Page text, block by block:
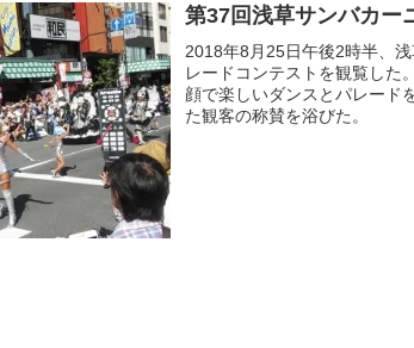
第37回浅草サンバカー
2018年8月25日午後2時半、
レードコンテストを観覧し
顔で楽しいダンスとパレード
た観客の称賛を浴びた。